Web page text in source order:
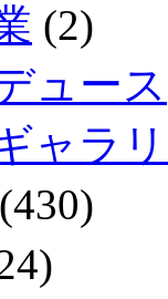
(2)
ュース
ャラ
(430)